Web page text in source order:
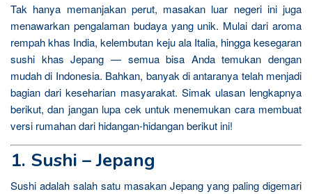
Tak hanya memanjakan perut, masakan luar negeri ini juga
menawarkan pengalaman budaya yang unik. Mulai dari aroma
rempah khas India, kelembutan keju ala Italia, hingga kesegaran
sushi khas Jepang — semua bisa Anda temukan dengan
mudah di Indonesia. Bahkan, banyak di antaranya telah menjadi
bagian dari keseharian masyarakat. Simak ulasan lengkapnya
berikut, dan jangan lupa cek untuk menemukan cara membuat
versi rumahan dari hidangan-hidangan berikut ini!
1. Sushi – Jepang
Sushi adalah salah satu masakan Jepang yang paling digemari